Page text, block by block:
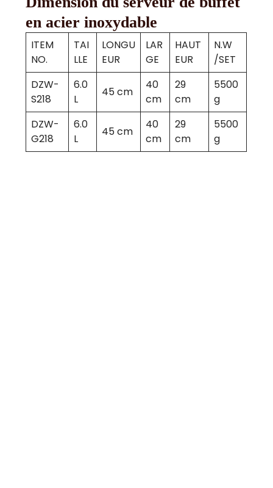
en acier inoxydable
ITEM
NO.
TAI
LLE
LONGU
EUR
LAR
GE
HAUT
EUR
N.W
/SET
DZW-
S218
6.0
L
45 cm
40
cm
29
cm
5500
g
DZW-
G218
6.0
L
45 cm
40
cm
29
cm
5500
g